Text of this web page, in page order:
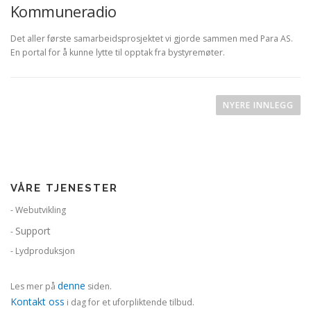
Kommuneradio
Det aller første samarbeidsprosjektet vi gjorde sammen med Para AS.
En portal for å kunne lytte til opptak fra bystyremøter.
g
n
a
v
g
a
NYERE INNLEGG
VÅRE TJENESTER
- Webutvikling
- Support
- Lydproduksjon
Les mer på denne siden.
Kontakt oss i dag for et uforpliktende tilbud.